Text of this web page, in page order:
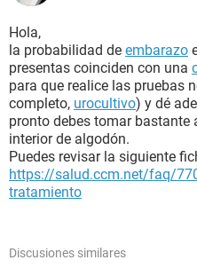
Hola,
la probabilidad de embarazo
presentas coinciden con una
para que realice las pruebas
completo, urocultivo) y dé
pronto debes tomar bastante
interior de algodón.
Puedes revisar la siguiente
https://salud.ccm.net/faq/
tratamiento
Discusiones similares